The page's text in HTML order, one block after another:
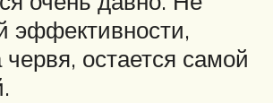
эффективности,
остается самой